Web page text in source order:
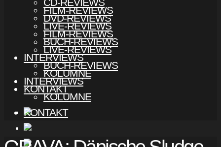
FILM-REVIEWS
LIVE-REVIEWS
BUCH-REVIEWS
INTERVIEWS
KOLUMNE
KONTAKT
DVD-REVIEWS
FILM-REVIEWS
LIVE-REVIEWS
BUCH-REVIEWS
INTERVIEWS
KOLUMNE
KONTAKT